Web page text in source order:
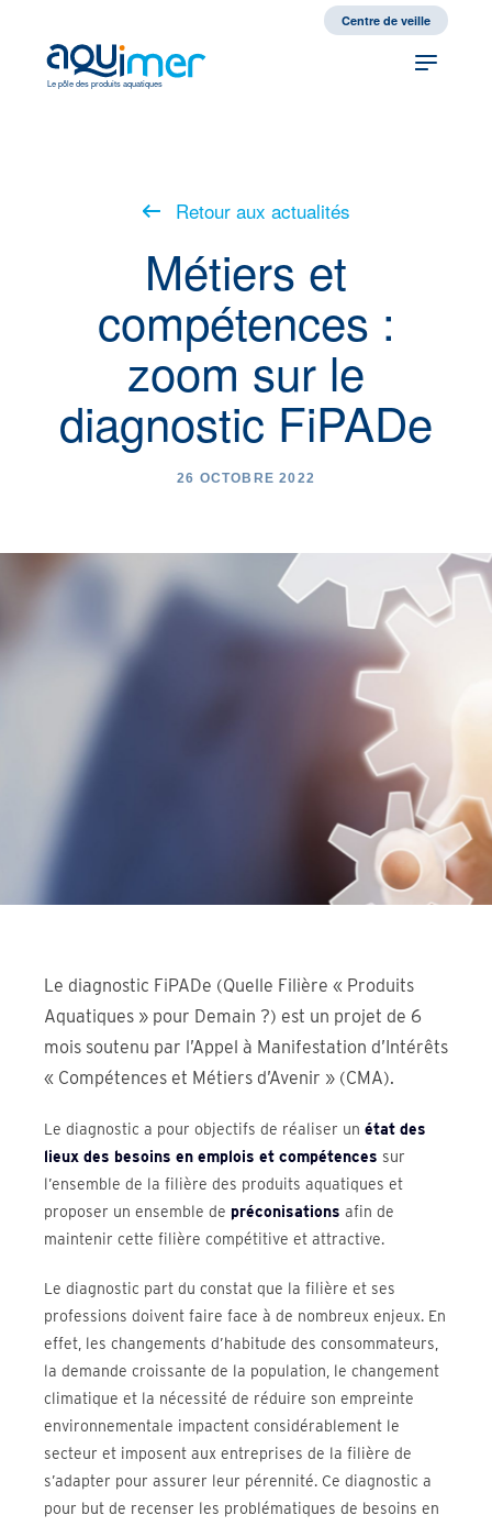
Centre de veille
Le pôle des produits aquatiques
Retour aux actualités
Métiers et
compétences :
zoom sur le
diagnostic FiPADe
26 OCTOBRE 2022
Le diagnostic FiPADe (Quelle Filière « Produits
Aquatiques » pour Demain ?) est un projet de 6
mois soutenu par l’Appel à Manifestation d’Intérêts
« Compétences et Métiers d’Avenir » (CMA).
Le diagnostic a pour objectifs de réaliser un état des
lieux des besoins en emplois et compétences sur
l’ensemble de la filière des produits aquatiques et
proposer un ensemble de préconisations afin de
maintenir cette filière compétitive et attractive.
Le diagnostic part du constat que la filière et ses
professions doivent faire face à de nombreux enjeux. En
effet, les changements d’habitude des consommateurs,
la demande croissante de la population, le changement
climatique et la nécessité de réduire son empreinte
environnementale impactent considérablement le
secteur et imposent aux entreprises de la filière de
s’adapter pour assurer leur pérennité. Ce diagnostic a
pour but de recenser les problématiques de besoins en